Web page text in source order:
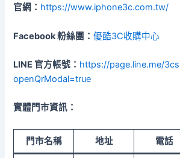
官網： https://www.iphone3c.com.tw/
Facebook 粉絲團：優酷3C收購中心
LINE 官方帳號： https://page.line.me/
openQrModal=true
實體門市資訊：
門市名稱 地址 電話